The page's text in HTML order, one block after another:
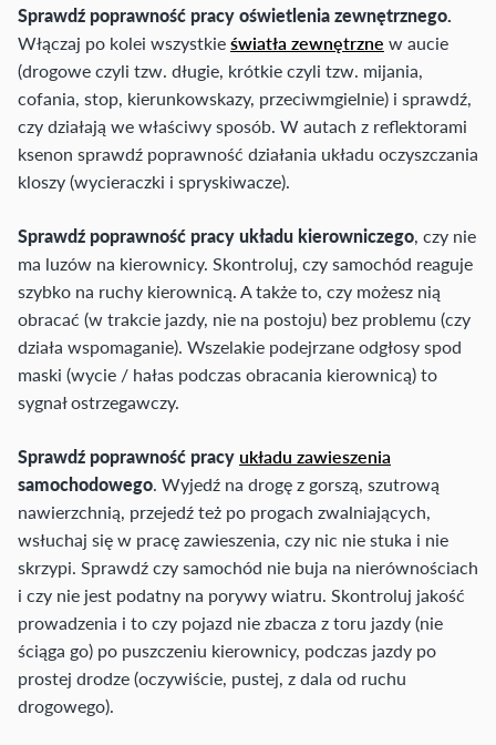
Sprawdź poprawność pracy oświetlenia zewnętrznego.
Włączaj po kolei wszystkieświatła zewnętrzne w aucie
(drogowe czyli tzw. długie, krótkie czyli tzw. mijania,
cofania, stop, kierunkowskazy, przeciwmgielnie) i sprawdź,
czy działają we właściwy sposób. W autach z reflektorami
ksenon sprawdź poprawność działania układu oczyszczania
kloszy (wycieraczki i spryskiwacze).
Sprawdź poprawność pracy układu kierowniczego, czy nie
ma luzów na kierownicy. Skontroluj, czy samochód reaguje
szybko na ruchy kierownicą. A także to, czy możesz nią
obracać (w trakcie jazdy, nie na postoju) bez problemu (czy
działa wspomaganie). Wszelakie podejrzane odgłosy spod
maski (wycie / hałas podczas obracania kierownicą) to
sygnał ostrzegawczy.
Sprawdź poprawność pracy układu zawieszenia
samochodowego. Wyjedź na drogę z gorszą, szutrową
nawierzchnią, przejedź też po progach zwalniających,
wsłuchaj się w pracę zawieszenia, czy nic nie stuka i nie
skrzypi. Sprawdź czy samochód nie buja na nierównościach
i czy nie jest podatny na porywy wiatru. Skontroluj jakość
prowadzenia i to czy pojazd nie zbacza z toru jazdy (nie
ściąga go) po puszczeniu kierownicy, podczas jazdy po
prostej drodze (oczywiście, pustej, z dala od ruchu
drogowego).